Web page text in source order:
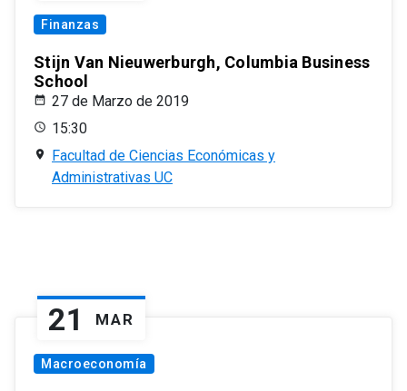
Finanzas
Stijn Van Nieuwerburgh, Columbia Business
School
27 de Marzo de 2019
15:30
Facultad de Ciencias Económicas y
Administrativas UC
21 MAR
Macroeconomía